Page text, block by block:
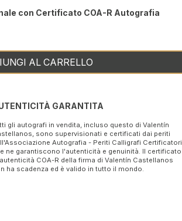
con Certificato COA-R Autografia
AL CARRELLO
GARANTITA
gli autografi in vendita, incluso questo di Valentín
sono supervisionati e certificati dai periti
Autografia - Periti Calligrafi Certificatori
ne garantiscono l'autenticità e genuinità. Il certificato
COA-R della firma di Valentín Castellanos
ha scadenza ed è valido in tutto il mondo.